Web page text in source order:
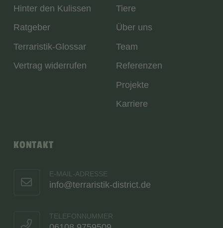
Hinter den Kulissen
Ratgeber
Terraristik-Glossar
Vertrag widerrufen
Tiere
Über uns
Team
Referenzen
Projekte
Karriere
KONTAKT
E-MAIL-ADRESSE
info@terraristik-district.de
TELEFONNUMMER